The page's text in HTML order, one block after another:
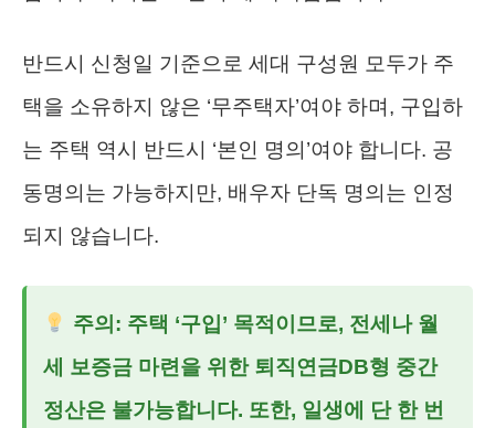
반드시 신청일 기준으로 세대 구성원 모두가 주
택을 소유하지 않은 ‘무주택자’여야 하며, 구입하
는 주택 역시 반드시 ‘본인 명의’여야 합니다. 공
동명의는 가능하지만, 배우자 단독 명의는 인정
되지 않습니다.
주의: 주택 ‘구입’ 목적이므로, 전세나 월
세 보증금 마련을 위한 퇴직연금DB형 중간
정산은 불가능합니다. 또한, 일생에 단 한 번